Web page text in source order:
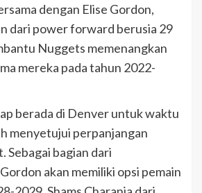
dengan Elise Gordon,
dari power forward berusia 29
Nuggets memenangkan
mereka pada tahun 2022-
berada di Denver untuk waktu
menyetujui perpanjangan
Sebagai bagian dari
akan memiliki opsi pemain